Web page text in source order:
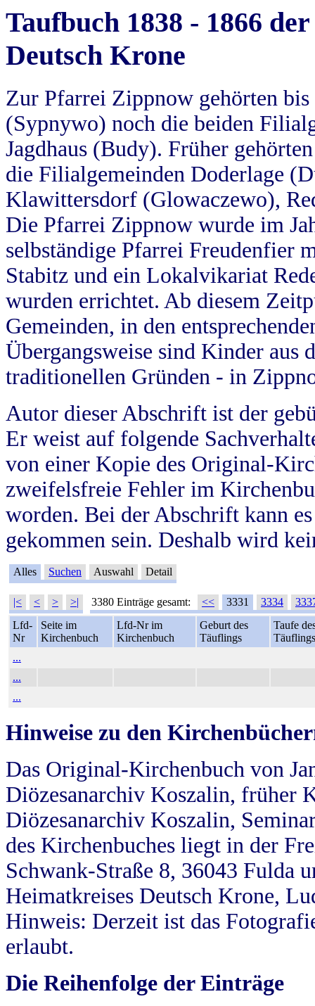
Taufbuch 1838 - 1866
Deutsch Krone
Zur Pfarrei Zippnow gehörten
(Sypnywo) noch die beiden
Jagdhaus (Budy). Früher
die Filialgemeinden Doderlage
Klawittersdorf (Glowaczewo),
Die Pfarrei Zippnow wurde im
selbständige Pfarrei Freudenfier
Stabitz und ein Lokalvikariat
wurden errichtet. Ab diesem
Gemeinden, in den
Übergangsweise sind Kinder aus
traditionellen Gründen - in
Autor dieser Abschrift ist der
Er weist auf folgende
von einer Kopie des Original-
zweifelsfreie Fehler im
worden. Bei der Abschrift kann
gekommen sein. Deshalb wird
Alles Suchen Auswahl Detail
|< < > >| 3380 Einträge gesamt: << 3331 3334
Lfd-
Nr
Seite im
Kirchenbuch
Lfd-Nr im
Kirchenbuch
Geburt des
Täuflings
Taufe
Täuflings
...
...
...
Hinweise zu den
Das Original-Kirchenbuch von
Diözesanarchiv Koszalin, früher
Diözesanarchiv Koszalin,
des Kirchenbuches liegt in der
Schwank-Straße 8, 36043 Fulda
Heimatkreises Deutsch Krone,
Hinweis: Derzeit ist das
erlaubt.
Die Reihenfolge der Einträge